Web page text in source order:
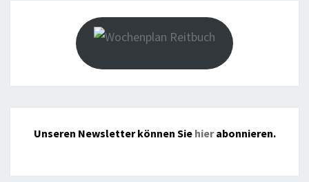
Unseren Newsletter können Sie hierabonnieren.